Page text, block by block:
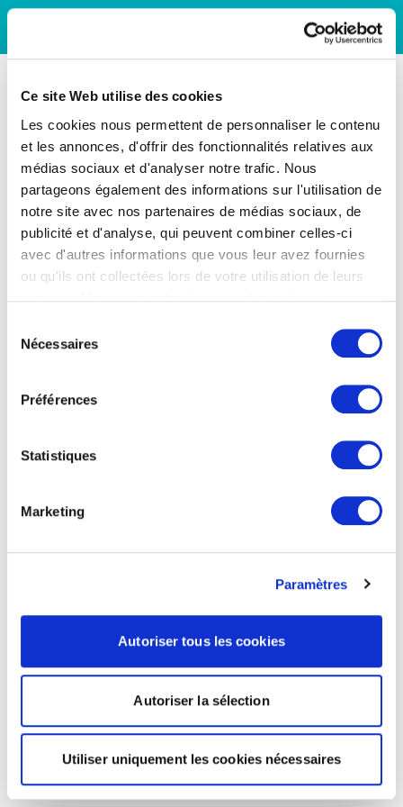
Ce site Web utilise des cookies
Les cookies nous permettent de personnaliser le contenu
et les annonces, d'offrir des fonctionnalités relatives aux
médias sociaux et d'analyser notre trafic. Nous
partageons également des informations sur l'utilisation de
notre site avec nos partenaires de médias sociaux, de
publicité et d'analyse, qui peuvent combiner celles-ci
avec d'autres informations que vous leur avez fournies
ou qu'ils ont collectées lors de votre utilisation de leurs
Nécessaires
Préférences
Statistiques
Marketing
Paramètres
Autoriser tous les cookies
Autoriser la sélection
Utiliser uniquement les cookies nécessaires